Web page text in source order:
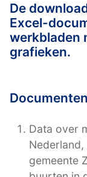
De
Excel-
werkbladen
grafieken.
Data over
gemeente